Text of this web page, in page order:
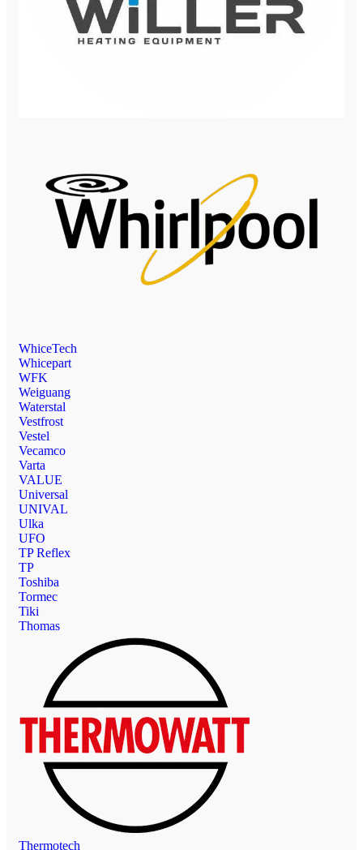
WhiceTech
Whicepart
WFK
Weiguang
Waterstal
Vestfrost
Vestel
Vecamco
Varta
VALUE
Universal
UNIVAL
Ulka
UFO
TP Reflex
TP
Toshiba
Tormec
Tiki
Thomas
Thermotech